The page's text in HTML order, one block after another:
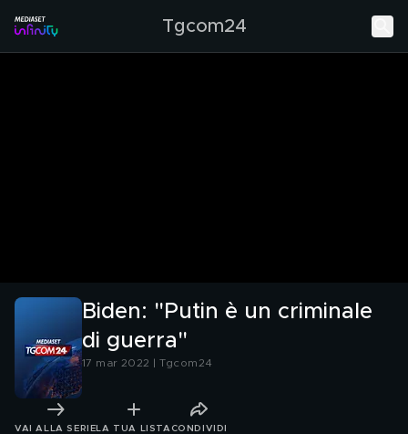
Tgcom24
Biden: "Putin è un criminale
di guerra"
17 mar 2022 | Tgcom24
VAI ALLA SERIE LA TUA LISTA CONDIVIDI